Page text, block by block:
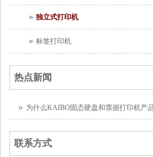
独立式打印机
标签打印机
热点新闻
为什么KAIBO固态硬盘和票据打印机产
联系方式